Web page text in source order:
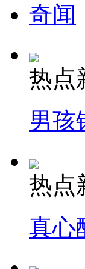
奇闻
热点
男孩
热点
真心